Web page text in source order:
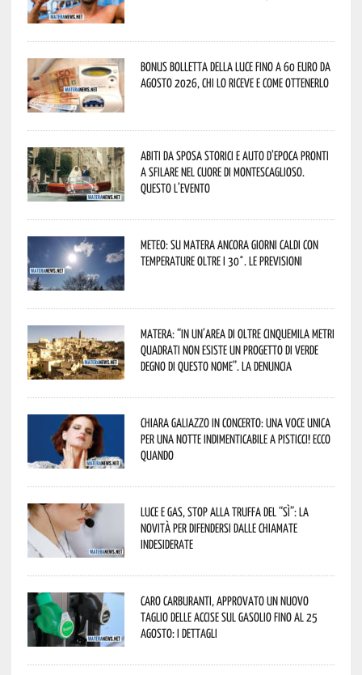
Bonus bolletta della luce fino a 60 euro da
agosto 2026, chi lo riceve e come ottenerlo
Abiti da sposa storici e auto d’epoca pronti
a sfilare nel cuore di Montescaglioso.
Questo l’evento
Meteo: su Matera ancora giorni caldi con
temperature oltre i 30°. Le previsioni
Matera: “In un’area di oltre cinquemila metri
quadrati non esiste un progetto di verde
degno di questo nome”. La denuncia
Chiara Galiazzo in concerto: una voce unica
per una notte indimenticabile a Pisticci! Ecco
quando
Luce e gas, stop alla truffa del “Sì”: la
novità per difendersi dalle chiamate
indesiderate
Caro carburanti, approvato un nuovo
taglio delle accise sul gasolio fino al 25
agosto: i dettagli